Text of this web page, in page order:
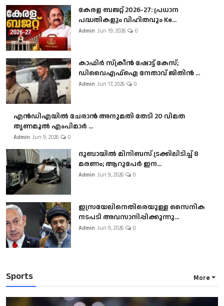
കേരള ബജറ്റ് 2026-27: പ്രധാന
പദ്ധതികളും വിഹിതവും Ke...
Admin Jun 19, 2026 0
കാഫിർ സ്‌ക്രീൻ ഷോട്ട് കേസ്;
ഡിവൈഎഫ്ഐ നേതാവ് ജിതിൻ ...
Admin Jun 17, 2026 0
എൻഡിഎയിൽ ചേരാൻ അനുമതി തേടി 20 വിമത
തൃണമൂൽ എംപിമാർ ...
Admin Jun 9, 2026 0
ദുബായിൽ മിനിബസ്​ ട്രക്കിലിടിച്ച് 8
മരണം; ആറുപേർ ഇന...
Admin Jun 9, 2026 0
ഇസ്രയേലിനെതിരെയുള്ള സൈനിക
നടപടി അവസാനിപ്പിക്കുന്നു...
Admin Jun 9, 2026 0
Sports More